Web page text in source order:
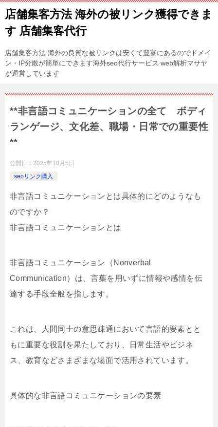
店舗集客方法 海外の被リンク獲得できま
す 店舗集客代行
店舗集客方法 海外の良質な被リンクは安くて豊富にあるのでドメイ
ン・IP分散が簡単にできます海外seo代行サービス web解析マサヤ
が運営しています
**非言語コミュニケーションの全て ボディ
ランゲージ、文化差、職場・日常での重要性
**
公開日： 2025年10月5日
seoリンク購入
非言語コミュニケーションとは具体的にどのようなも
のですか？
非言語コミュニケーションとは
非言語コミュニケーション（Nonverbal
Communication）は、言葉を用いずに情報や感情を伝
達する手段全般を指します。
これは、人間同士の意思疎通において言語的要素とと
もに重要な役割を果たしており、日常生活やビジネ
ス、教育などさまざまな場面で活用されています。
具体的な非言語コミュニケーションの要素